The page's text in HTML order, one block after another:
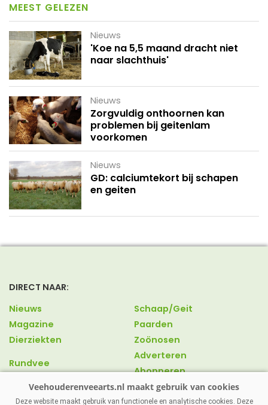
MEEST GELEZEN
Nieuws
'Koe na 5,5 maand dracht niet
naar slachthuis'
Nieuws
Zorgvuldig onthoornen kan
problemen bij geitenlam
voorkomen
Nieuws
GD: calciumtekort bij schapen
en geiten
DIRECT NAAR:
Nieuws
Magazine
Dierziekten
Rundvee
Pluimvee
Schaap/Geit
Paarden
Zoönosen
Adverteren
Abonneren
Over ons
Contact
Deze website maakt gebruik van functionele en analytische cookies. Deze